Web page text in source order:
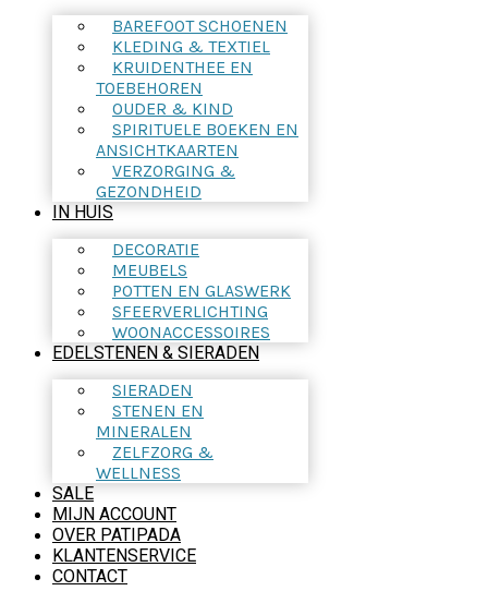
BAREFOOT SCHOENEN
KLEDING & TEXTIEL
KRUIDENTHEE EN
TOEBEHOREN
OUDER & KIND
SPIRITUELE BOEKEN EN
ANSICHTKAARTEN
VERZORGING &
GEZONDHEID
IN HUIS
DECORATIE
MEUBELS
POTTEN EN GLASWERK
SFEERVERLICHTING
WOONACCESSOIRES
EDELSTENEN & SIERADEN
SIERADEN
STENEN EN
MINERALEN
ZELFZORG &
WELLNESS
SALE
MIJN ACCOUNT
OVER PATIPADA
KLANTENSERVICE
CONTACT